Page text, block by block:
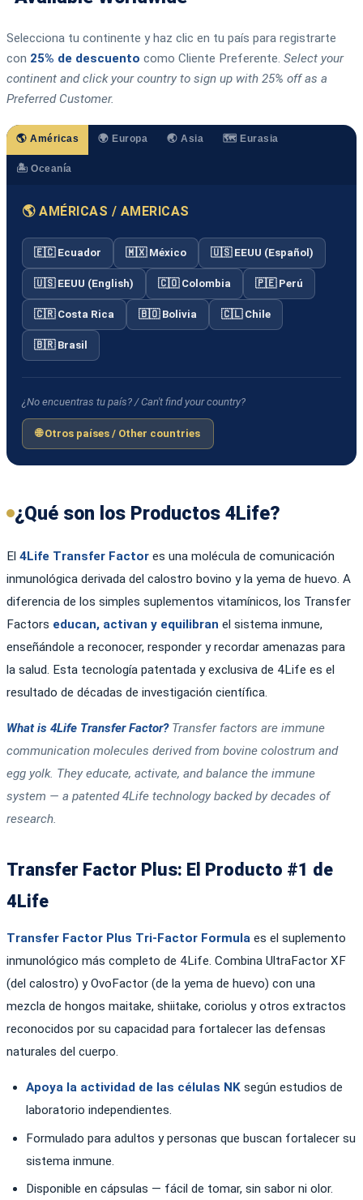
Selecciona tu continente y haz clic en tu país para registrarte
con 25% de descuento como Cliente Preferente. Select your
continent and click your country to sign up with 25% off as a
Preferred Customer.
🌎 Américas 🌍 Europa 🌏 Asia 🗺️ Eurasia
🏝️ Oceanía
🌎 AMÉRICAS / AMERICAS
🇪🇨 Ecuador 🇲🇽 México 🇺🇸 EEUU (Español)
🇺🇸 EEUU (English) 🇨🇴 Colombia 🇵🇪 Perú
🇨🇷 Costa Rica 🇧🇴 Bolivia 🇨🇱 Chile
🇧🇷 Brasil
¿No encuentras tu país? / Can't find your country?
🌐 Otros países / Other countries
¿Qué son los Productos 4Life?
El 4Life Transfer Factor es una molécula de comunicación
inmunológica derivada del calostro bovino y la yema de huevo. A
diferencia de los simples suplementos vitamínicos, los Transfer
Factors educan, activan y equilibran el sistema inmune,
enseñándole a reconocer, responder y recordar amenazas para
la salud. Esta tecnología patentada y exclusiva de 4Life es el
resultado de décadas de investigación científica.
What is 4Life Transfer Factor?Transfer factors are immune
communication molecules derived from bovine colostrum and
egg yolk. They educate, activate, and balance the immune
system — a patented 4Life technology backed by decades of
research.
Transfer Factor Plus: El Producto #1 de
4Life
Transfer Factor Plus Tri-Factor Formula es el suplemento
inmunológico más completo de 4Life. Combina UltraFactor XF
(del calostro) y OvoFactor (de la yema de huevo) con una
mezcla de hongos maitake, shiitake, coriolus y otros extractos
reconocidos por su capacidad para fortalecer las defensas
naturales del cuerpo.
Apoya la actividad de las células NK según estudios de
laboratorio independientes.
Formulado para adultos y personas que buscan fortalecer su
sistema inmune.
Disponible en cápsulas — fácil de tomar, sin sabor ni olor.